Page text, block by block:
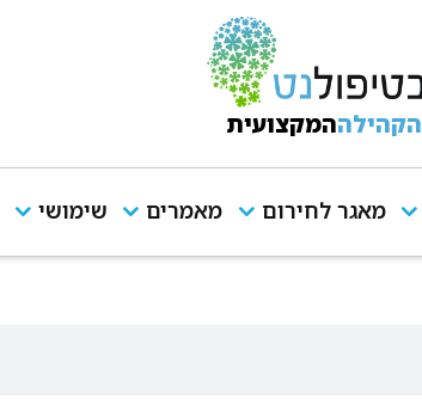
הקהילההמקצועית
מאגר לחירום מאמרים שימושי